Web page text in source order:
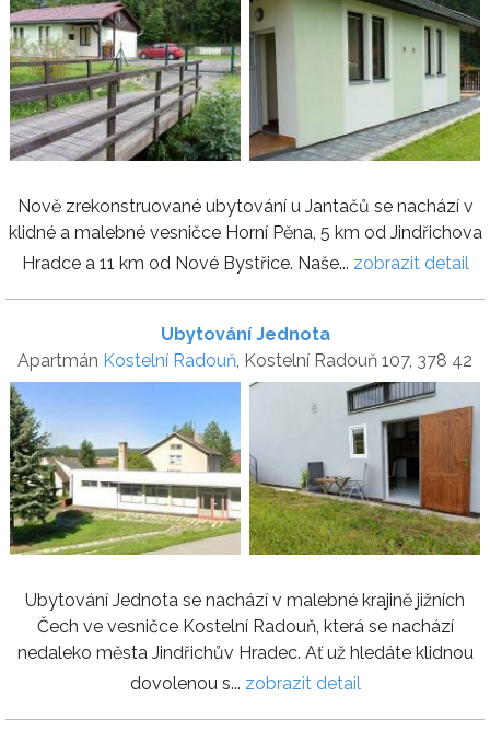
Nově zrekonstruované ubytování u Jantačů se nachází v
klidné a malebné vesničce Horní Pěna, 5 km od Jindřichova
Hradce a 11 km od Nové Bystřice. Naše... zobrazit detail
Ubytování Jednota
Apartmán Kostelní Radouň, Kostelní Radouň 107, 378 42
Ubytování Jednota se nachází v malebné krajině jižních
Čech ve vesničce Kostelní Radouň, která se nachází
nedaleko města Jindřichův Hradec. Ať už hledáte klidnou
dovolenou s... zobrazit detail